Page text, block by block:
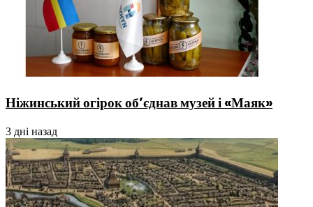
Ніжинський огірок об’єднав музей і «Маяк»
3 дні назад